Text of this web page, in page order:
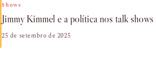
Shows
Jimmy Kimmel e a política nos talk shows
25 de setembro de 2025